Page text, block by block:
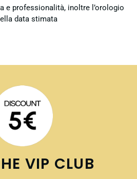
e professionalità, inoltre l’orologio
data stimata
VIP CLUB